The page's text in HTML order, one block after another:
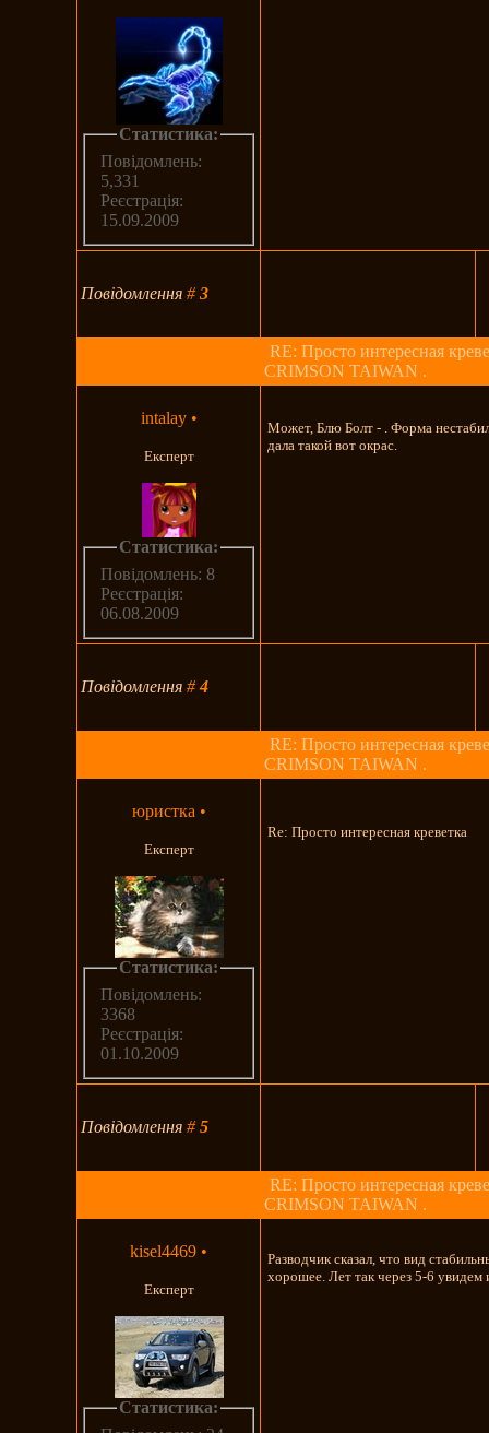
Статистика:
Повідомлень:
5,331
Реєстрація:
15.09.2009
Повідомлення#3
RE: Просто интересная
CRIMSON TAIWAN .
intalay •
Експерт
Статистика:
Повідомлень: 8
Реєстрація:
06.08.2009
Может, Блю Болт - . Форма
дала такой вот окрас.
Повідомлення#4
RE: Просто интересная
CRIMSON TAIWAN .
юристка •
Експерт
Статистика:
Повідомлень:
3368
Реєстрація:
01.10.2009
Re: Просто интересная креветка
Повідомлення#5
RE: Просто интересная
CRIMSON TAIWAN .
kisel4469 •
Експерт
Статистика:
Разводчик сказал, что вид
хорошее. Лет так через 5-6 увидем